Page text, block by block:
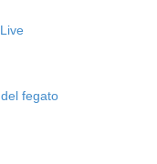
fegato